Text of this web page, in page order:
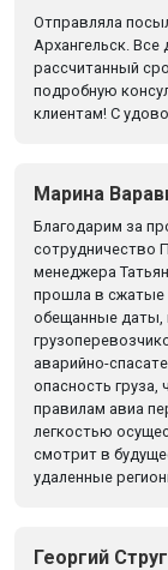
Отправляла
Архангельск.
рассчитанный
подробную
клиентам! С
Марина
Благодарим за
сотрудничество
менеджера
прошла в сжатые
обещанные даты,
аварийно-
опасность
правилам авиа
легкостью
смотрит в
удаленные
Георгий